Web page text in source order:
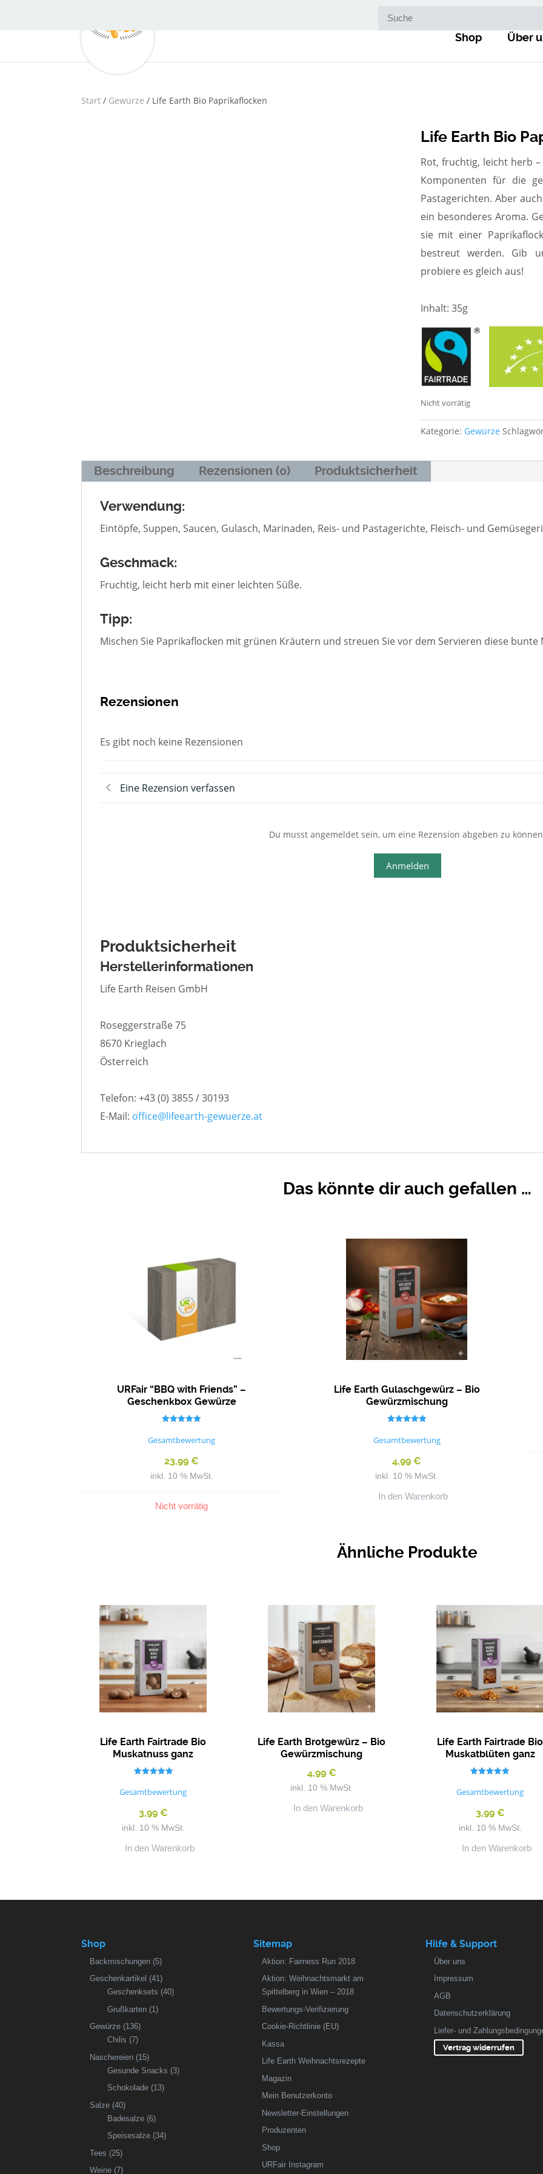
Shop Über
Start / Gewürze / Life Earth Bio Paprikaflocken
Life Earth Bio
Rot, fruchtig, leicht herb
Komponenten für die
Pastagerichten. Aber
ein besonderes Aroma.
sie mit einer
bestreut werden. Gib
probiere es gleich aus!
Inhalt: 35g
Nicht vorrätig
Kategorie: Gewürze
Beschreibung Rezensionen (0) Produktsicherheit
Verwendung:
Eintöpfe, Suppen, Saucen, Gulasch, Marinaden, Reis- und Pastagerichte, Fleisch- und
Geschmack:
Fruchtig, leicht herb mit einer leichten Süße.
Tipp:
Mischen Sie Paprikaflocken mit grünen Kräutern und streuen Sie vor dem Servieren diese
Rezensionen
Es gibt noch keine Rezensionen
Eine Rezension verfassen
Du musst angemeldet sein, um eine Rezension abgeben zu
Anmelden
Produktsicherheit
Herstellerinformationen
Life Earth Reisen GmbH
Roseggerstraße 75
8670 Krieglach
Österreich
Telefon: +43 (0) 3855 / 30193
E-Mail: office@lifeearth-gewuerze.at
Das könnte dir auch gefallen …
URFair “BBQ with Friends” –
Geschenkbox Gewürze
5.00
von 5
Gesamtbewertung
23,99€
inkl. 10 % MwSt.
Nicht vorrätig
Life Earth Gulaschgewürz – Bio
Gewürzmischung
5.00
von 5
Gesamtbewertung
4,99€
inkl. 10 % MwSt.
In den Warenkorb
Ähnliche Produkte
Life Earth Fairtrade Bio
Muskatnuss ganz
5.00
von 5
Gesamtbewertung
3,99 €
inkl. 10 % MwSt.
In den Warenkorb
Life Earth Brotgewürz – Bio
Gewürzmischung
4,99 €
inkl. 10 % MwSt.
In den Warenkorb
Life Earth Fairtrade Bio
Muskatblüten ganz
5.00
von 5
Gesamtbewertung
3,99 €
inkl. 10 % MwSt.
In den Warenkorb
Shop
Backmischungen (5)
Geschenkartikel (41)
Geschenksets (40)
Grußkarten (1)
Gewürze (136)
Chilis (7)
Naschereien (15)
Gesunde Snacks (3)
Schokolade (13)
Salze (40)
Badesalze (6)
Speisesalze (34)
Tees (25)
Weine (7)
Sitemap
Aktion: Fairness Run 2018
Aktion: Weihnachtsmarkt am
Spittelberg in Wien – 2018
Bewertungs-Verifizierung
Cookie-Richtlinie (EU)
Kassa
Life Earth Weihnachtsrezepte
Magazin
Mein Benutzerkonto
Newsletter-Einstellungen
Produzenten
Shop
URFair Instagram
Hilfe & Support
Über uns
Impressum
AGB
Datenschutzerklärung
Liefer- und
Vertrag widerrufen